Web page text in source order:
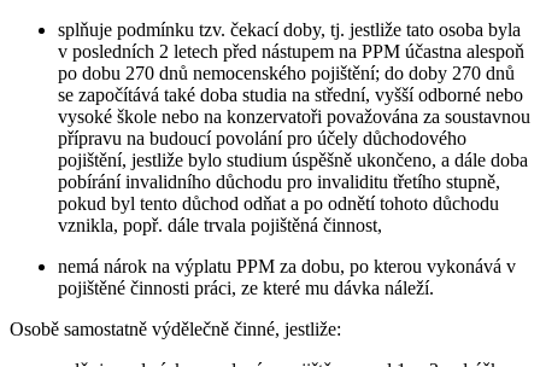
splňuje podmínku tzv. čekací doby, tj. jestliže tato osoba byla
v posledních 2 letech před nástupem na PPM účastna alespoň
po dobu 270 dnů nemocenského pojištění; do doby 270 dnů
se započítává také doba studia na střední, vyšší odborné nebo
vysoké škole nebo na konzervatoři považována za soustavnou
přípravu na budoucí povolání pro účely důchodového
pojištění, jestliže bylo studium úspěšně ukončeno, a dále doba
pobírání invalidního důchodu pro invaliditu třetího stupně,
pokud byl tento důchod odňat a po odnětí tohoto důchodu
vznikla, popř. dále trvala pojištěná činnost,
nemá nárok na výplatu PPM za dobu, po kterou vykonává v
pojištěné činnosti práci, ze které mu dávka náleží.
Osobě samostatně výdělečně činné, jestliže: